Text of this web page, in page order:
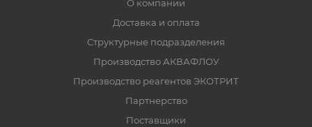
О компании
Доставка и оплата
Структурные подразделения
Производство АКВАФЛОУ
Производство реагентов ЭКОТРИТ
Партнерство
Поставщики